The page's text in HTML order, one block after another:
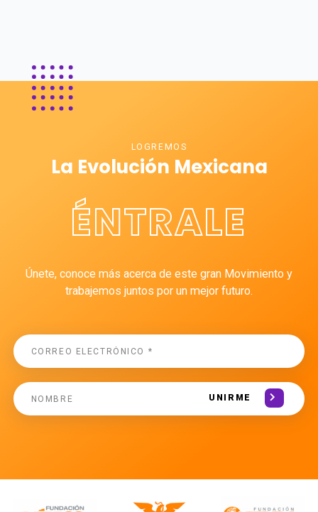
LOGREMOS
La Evolución Mexicana
ÉNTRALE
Únete, conoce más acerca de este gran Movimiento y
trabajemos juntos por un mejor futuro.
UNIRME